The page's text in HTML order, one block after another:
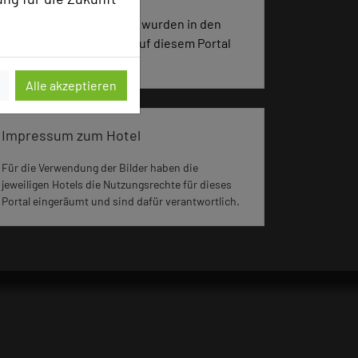
Alle akzeptieren
977 Seiten dieses Hotels wurden in den
vergangenen 30 Tagen auf diesem Portal
aufgerufen.
Impressum zum Hotel
Für die Verwendung der Bilder haben die
jeweiligen Hotels die Nutzungsrechte für dieses
Portal eingeräumt und sind dafür verantwortlich.